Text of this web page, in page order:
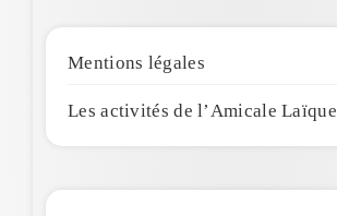
Mentions légales
Les activités de l’Amicale Laïque